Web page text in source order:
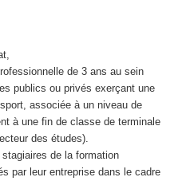
de 3 ans au sein
publics ou privés exerçant une
associée à un niveau de
à une fin de classe de terminale
des études).
de la formation
par leur entreprise dans le cadre